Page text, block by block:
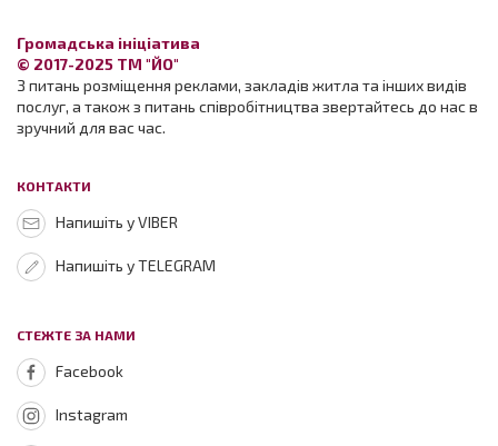
Громадська ініціатива
© 2017-2025 ТМ "ЙО"
З питань розміщення реклами, закладів житла та інших видів
послуг, а також з питань співробітництва звертайтесь до нас в
зручний для вас час.
КОНТАКТИ
Напишіть у VIBER
Напишіть у TELEGRAM
СТЕЖТЕ ЗА НАМИ
Facebook
Instagram